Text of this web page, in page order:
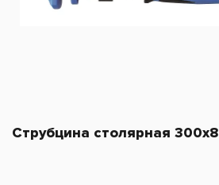
Струбцина столярная